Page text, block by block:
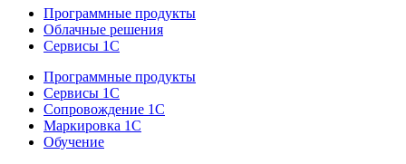
Программные продукты
Облачные решения
Сервисы 1С
Программные продукты
Сервисы 1С
Сопровождение 1С
Маркировка 1С
Обучение